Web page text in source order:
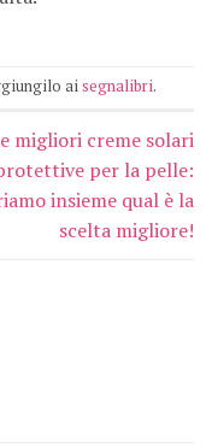
aisegnalibri.
migliori creme solari
per la pelle:
insieme qual è la
scelta migliore!